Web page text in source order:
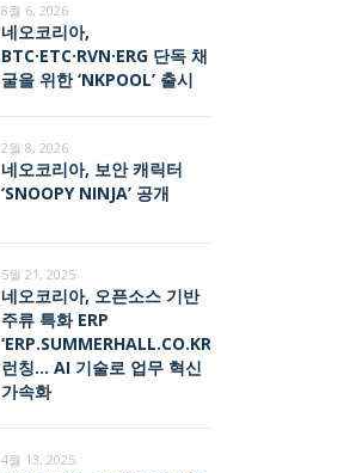
8월 6, 2026
네오코리아,
BTC·ETC·RVN·ERG 단독 채
굴을 위한 ‘NKPOOL’ 출시
2월 8, 2026
네오코리아, 보안 캐릭터
‘SNOOPY NINJA’ 공개
5월 21, 2025
네오코리아, 오픈소스 기반
주류 특화 ERP
‘ERP.SUMMERHALL.CO.KR’
런칭… AI 기술로 업무 혁신
가속화
4월 13, 2025